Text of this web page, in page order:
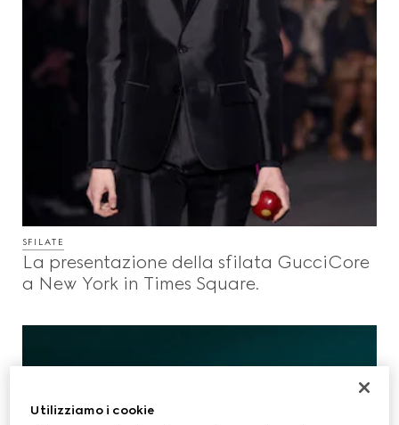
SFILATE
La presentazione della sfilata GucciCore
a New York in Times Square.
Utilizziamo i cookie